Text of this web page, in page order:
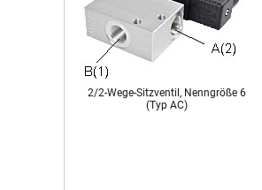
2/2-Wege-Sitzventil, Nenngröße 6
(Typ AC)